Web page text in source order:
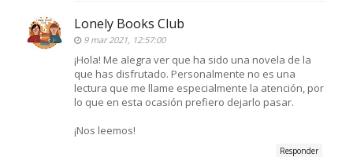
Lonely Books Club
9 mar 2021, 12:57:00
¡Hola! Me alegra ver que ha sido una novela de la
que has disfrutado. Personalmente no es una
lectura que me llame especialmente la atención, por
lo que en esta ocasión prefiero dejarlo pasar.
¡Nos leemos!
Responder